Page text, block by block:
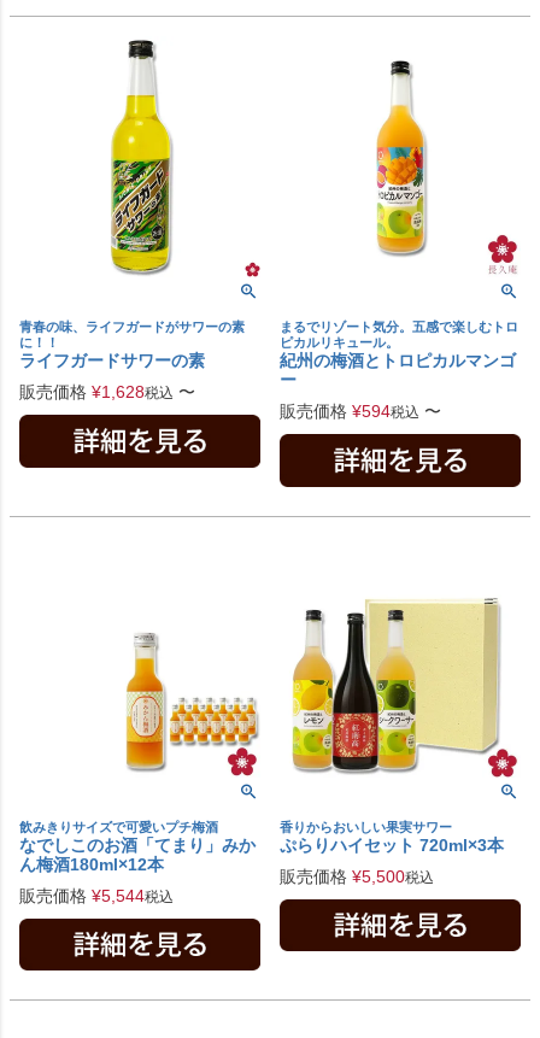
青春の味、ライフガードがサワーの素
に！！
ライフガードサワーの素
販売価格 ¥1,628税込 〜
まるでリゾート気分。五感で楽しむトロ
ピカルリキュール。
紀州の梅酒とトロピカルマンゴ
ー
販売価格 ¥594税込 〜
飲みきりサイズで可愛いプチ梅酒
なでしこのお酒「てまり」みか
ん梅酒180ml×12本
販売価格 ¥5,544税込
香りからおいしい果実サワー
ぷらりハイセット 720ml×3本
販売価格 ¥5,500税込